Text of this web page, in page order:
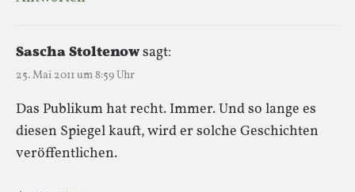
Sascha Stoltenowsagt:
25. Mai 2011 um 8:59 Uhr
Das Publikum hat recht. Immer. Und so lange es
diesen Spiegel kauft, wird er solche Geschichten
veröffentlichen.